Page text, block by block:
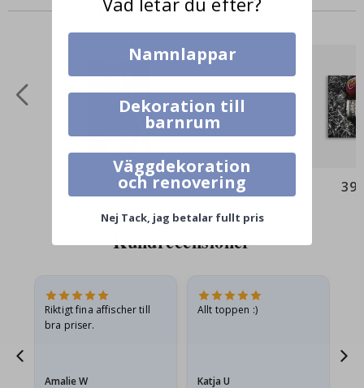
Liknande Produkter
395,00 Kr
Kundrecensioner
Riktigt fina affischer till
bra priser.
Amalie W
Allt toppen :)
Katja U
Namnlappar
Dekoration till
barnrum
Väggdekoration
och renovering
Nej Tack, jag betalar fullt pris